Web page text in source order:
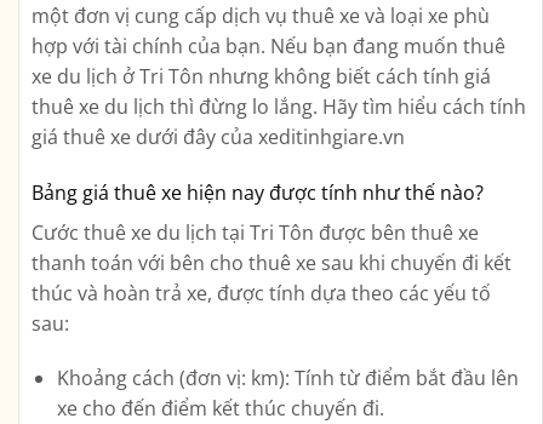
một đơn vị cung cấp dịch vụ thuê xe và loại xe phù
hợp với tài chính của bạn. Nếu bạn đang muốn thuê
xe du lịch ở Tri Tôn nhưng không biết cách tính giá
thuê xe du lịch thì đừng lo lắng. Hãy tìm hiểu cách tính
giá thuê xe dưới đây của xeditinhgiare.vn
Bảng giá thuê xe hiện nay được tính như thế nào?
Cước thuê xe du lịch tại Tri Tôn được bên thuê xe
thanh toán với bên cho thuê xe sau khi chuyến đi kết
thúc và hoàn trả xe, được tính dựa theo các yếu tố
sau:
Khoảng cách (đơn vị: km): Tính từ điểm bắt đầu lên
xe cho đến điểm kết thúc chuyến đi.